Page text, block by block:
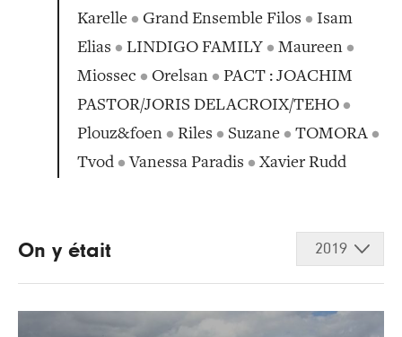
Karelle • Grand Ensemble Filos • Isam
Elias • LINDIGO FAMILY • Maureen •
Miossec • Orelsan • PACT : JOACHIM
PASTOR/JORIS DELACROIX/TEHO •
Plouz&foen • Riles • Suzane • TOMORA •
Tvod •Vanessa Paradis • Xavier Rudd
On y était 2019